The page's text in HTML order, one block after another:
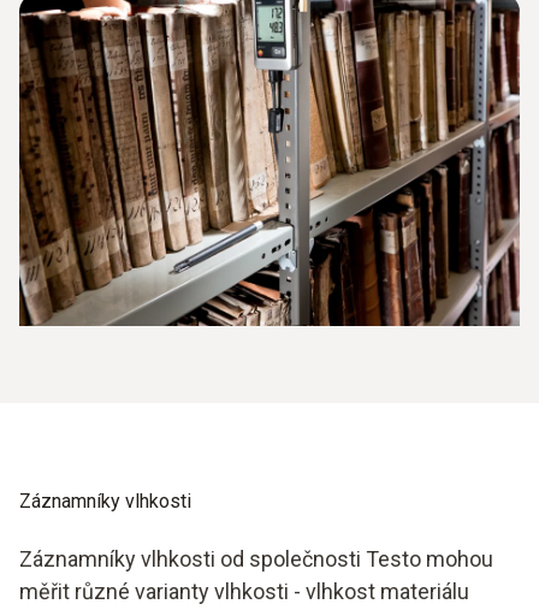
Záznamníky vlhkosti
Záznamníky vlhkosti od společnosti Testo mohou
měřit různé varianty vlhkosti - vlhkost materiálu